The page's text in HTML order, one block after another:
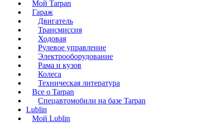
Мой Tarpan
Гараж
Двигатель
Трансмиссия
Ходовая
Рулевое управление
Электрооборудование
Рама и кузов
Колеса
Техническая литература
Все о Tarpan
Спецавтомобили на базе Tarpan
Lublin
Мой Lublin